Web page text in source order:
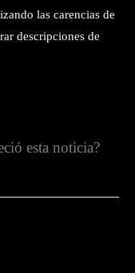
las carencias de
descripciones de
esta noticia?